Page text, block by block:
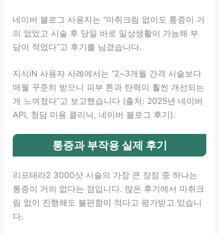
네이버 블로그 사용자는 “마취크림 없이도 통증이 거
의 없었고 시술 후 당일 바로 일상생활이 가능해 부
담이 적었다”고 후기를 남겼습니다.
지식iN 사용자 사례에서는 “2~3개월 간격 시술보다
매월 꾸준히 받으니 피부 톤과 탄력이 훨씬 개선되는
게 느껴졌다”고 보고했습니다 (출처: 2025년 네이버
API, 청담 미용 클리닉, 네이버 블로그 후기).
통증과 부작용 실제 후기
리프테라2 3000샷 시술의 가장 큰 장점 중 하나는
통증이 거의 없다는 점입니다. 많은 후기에서 마취크
림 없이 진행해도 불편함이 적다고 평가받고 있습니
다.